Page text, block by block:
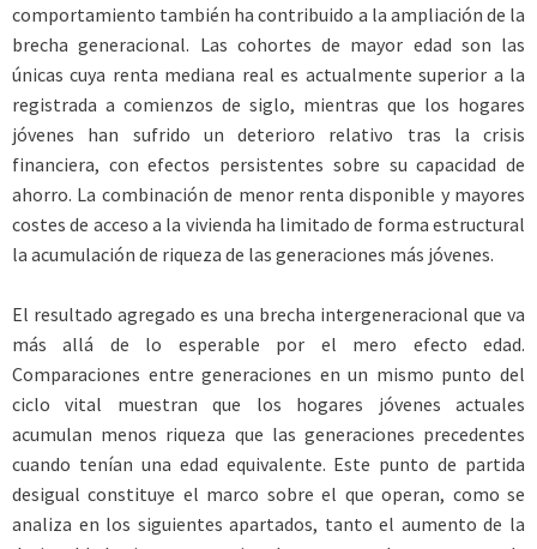
comportamiento también ha contribuido a la ampliación de la
brecha generacional. Las cohortes de mayor edad son las
únicas cuya renta mediana real es actualmente superior a la
registrada a comienzos de siglo, mientras que los hogares
jóvenes han sufrido un deterioro relativo tras la crisis
financiera, con efectos persistentes sobre su capacidad de
ahorro. La combinación de menor renta disponible y mayores
costes de acceso a la vivienda ha limitado de forma estructural
la acumulación de riqueza de las generaciones más jóvenes.
El resultado agregado es una brecha intergeneracional que va
más allá de lo esperable por el mero efecto edad.
Comparaciones entre generaciones en un mismo punto del
ciclo vital muestran que los hogares jóvenes actuales
acumulan menos riqueza que las generaciones precedentes
cuando tenían una edad equivalente. Este punto de partida
desigual constituye el marco sobre el que operan, como se
analiza en los siguientes apartados, tanto el aumento de la